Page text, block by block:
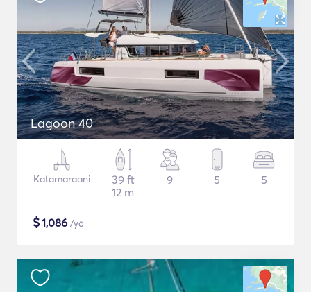
Lagoon 40
Katamaraani
39 ft
12 m
9 5 5
$1,086 /yö